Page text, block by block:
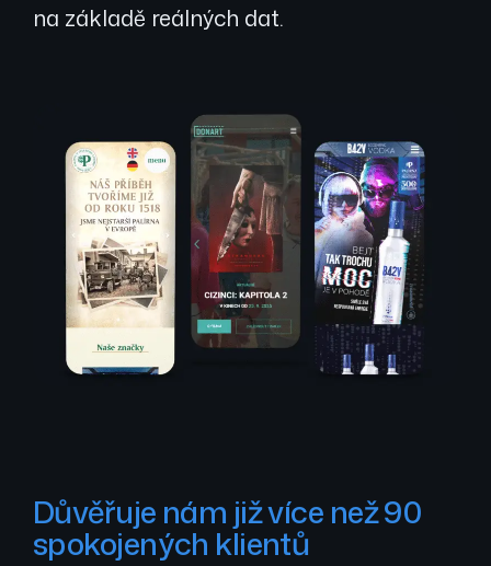
na základě reálných dat.
Důvěřuje nám již více než 90
spokojených klientů